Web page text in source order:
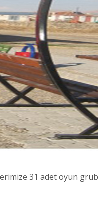
31 adet oyun